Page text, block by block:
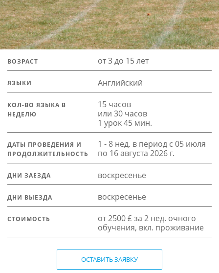
ВОЗРАСТ от 3 до 15 лет
ЯЗЫКИ Английский
КОЛ-ВО ЯЗЫКА В
НЕДЕЛЮ
15 часов
или 30 часов
1 урок 45 мин.
ДАТЫ ПРОВЕДЕНИЯ И
ПРОДОЛЖИТЕЛЬНОСТЬ
1 - 8 нед. в период с 05 июля
по 16 августа 2026 г.
ДНИ ЗАЕЗДА воскресенье
ДНИ ВЫЕЗДА воскресенье
СТОИМОСТЬ
от 2500 £ за 2 нед. очного
обучения, вкл. проживание
ОСТАВИТЬ ЗАЯВКУ